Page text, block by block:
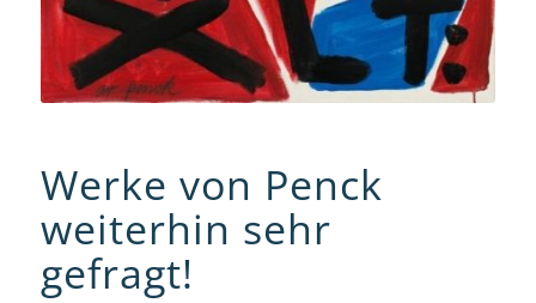
Werke von Penck
weiterhin sehr
gefragt!